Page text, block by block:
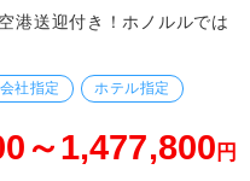
港送迎付き！ホノルルでは
社指定 ホテル指定
～1,477,800 円